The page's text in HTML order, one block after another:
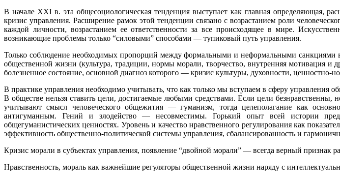
В начале XXI в. эта общесоциологическая тенденция выступает как главная определяющая,
кризис управления. Расширение рамок этой тенденции связано с возрастанием роли
каждой личности, возрастанием ее ответственности за все происходящее в мире.
возникающие проблемы только “силовыми” способами — тупиковый путь управления.
Только соблюдение необходимых пропорций между формальными и неформальными санкциями
общественной жизни (культура, традиции, нормы морали, творчество, внутренняя мотивация и
болезненное состояние, основной диагноз которого — кризис культуры, духовности, ценностно-
В практике управления необходимо учитывать, что как только мы вступаем в сферу управления
В обществе нельзя ставить цели, достигаемые любыми средствами. Если цели
учитывают смысл человеческого общежития — гуманизм, тогда целеполагание как
антигуманным. Гений и злодейство — несовместимы. Горький опыт всей истории
общегуманистических ценностях. Уровень и качество нравственного регулирования как
эффективность общественно-политической системы управления, сбалансированность и
Кризис морали в субъектах управления, появление “двойной морали” — всегда верный признак
Нравственность, мораль как важнейшие регуляторы общественной жизни наряду с